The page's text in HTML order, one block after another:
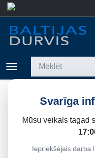
Svarīga
Mūsu veikals tagad
Iepriekšējais darba
Sākums / Ugunsdrošas